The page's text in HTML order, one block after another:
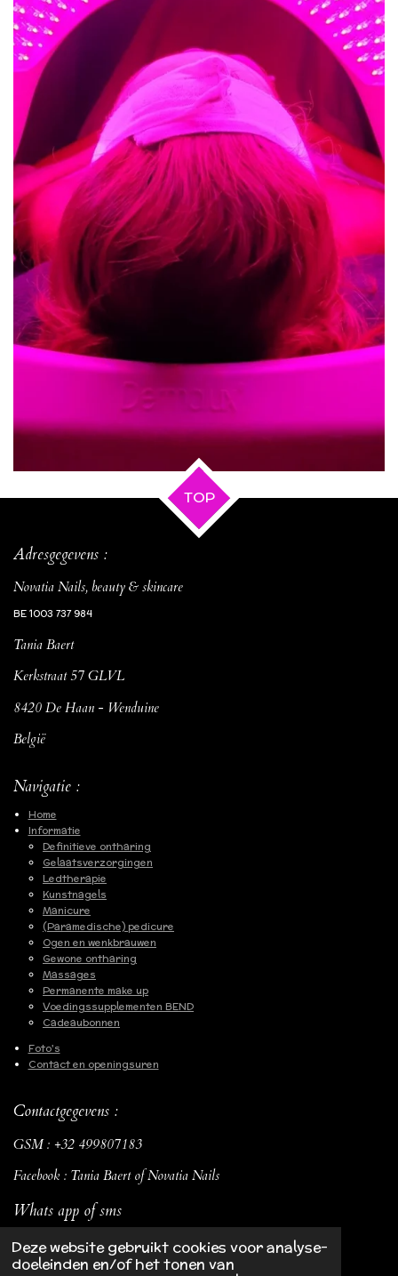
Deze website gebruikt cookies voor analyse-
doeleinden en/of het tonen van
TOP
Adresgegevens :
Novatia Nails, beauty & skincare
BE 1003 737 984
Tania Baert
Kerkstraat 57 GLVL
8420 De Haan - Wenduine
België
Navigatie :
Home
Informatie
Definitieve ontharing
Gelaatsverzorgingen
Ledtherapie
Kunstnagels
Manicure
(Paramedische) pedicure
Ogen en wenkbrauwen
Gewone ontharing
Massages
Permanente make up
Voedingssupplementen BEND
Cadeaubonnen
Foto's
Contact en openingsuren
Contactgegevens :
GSM : +32 499807183
Facebook : Tania Baert of Novatia Nails
Whats app of sms
© 2022 - 2026 Novatia
Powered byJouwWeb